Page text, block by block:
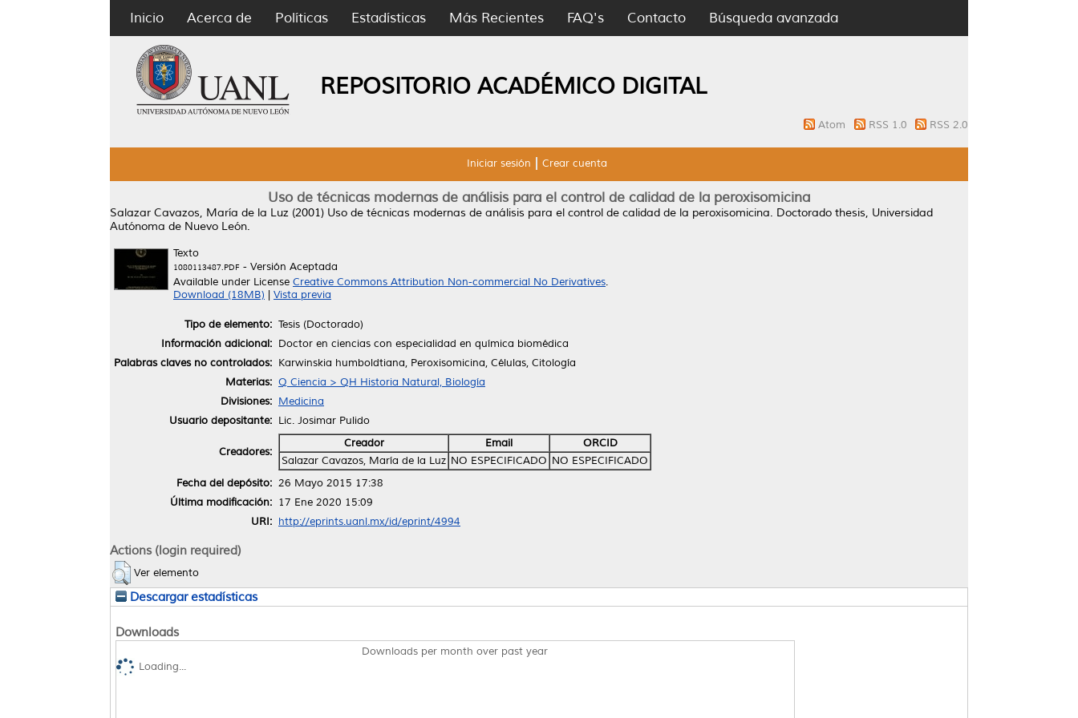
Inicio Acerca de Políticas Estadísticas Más Recientes FAQ's Contacto Búsqueda avanzada
REPOSITORIO ACADÉMICO DIGITAL
Atom RSS 1.0 RSS 2.0
Iniciar sesión Crear cuenta
Uso de técnicas modernas de análisis para el control de calidad de la peroxisomicina
Salazar Cavazos, María de la Luz (2001) Uso de técnicas modernas de análisis para el control de calidad de la peroxisomicina. Doctorado thesis, Universidad
Autónoma de Nuevo León.
Texto
1080113487.PDF - Versión Aceptada
Available under License Creative Commons Attribution Non-commercial No Derivatives.
Download (18MB)
Vista previa
Tipo de elemento: Tesis (Doctorado)
Información adicional: Doctor en ciencias con especialidad en química biomédica
Palabras claves no controlados: Karwinskia humboldtiana, Peroxisomicina, Células, Citología
Materias: Q Ciencia > QH Historia Natural, Biología
Divisiones: Medicina
Usuario depositante: Lic. Josimar Pulido
Creadores:
Creador Email
ORCID
Salazar Cavazos, María de la Luz NO ESPECIFICADO NO ESPECIFICADO
Fecha del depósito: 26 Mayo 2015 17:38
Última modificación: 17 Ene 2020 15:09
URI: http://eprints.uanl.mx/id/eprint/4994
Actions (login required)
Ver elemento
Descargar estadísticas
Downloads
Downloads per month over past year
Loading...